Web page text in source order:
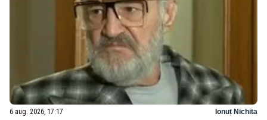
6 aug. 2026, 17:17 Ionuț Nichita